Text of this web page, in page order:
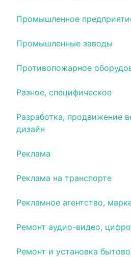
Промышленное
Промышленные заводы
Противопожарное
Разное, специфическое
Разработка, продвижение
дизайн
Реклама
Реклама на транспорте
Рекламное агентство,
Ремонт аудио-видео,
Ремонт и установка